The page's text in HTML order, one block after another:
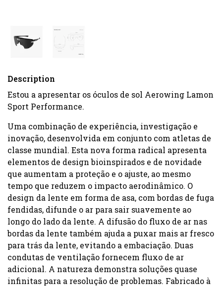
Description
Estou a apresentar os óculos de sol Aerowing Lamon
Sport Performance.
Uma combinação de experiência, investigação e
inovação, desenvolvida em conjunto com atletas de
classe mundial. Esta nova forma radical apresenta
elementos de design bioinspirados e de novidade
que aumentam a proteção e o ajuste, ao mesmo
tempo que reduzem o impacto aerodinâmico. O
design da lente em forma de asa, com bordas de fuga
fendidas, difunde o ar para sair suavemente ao
longo do lado da lente. A difusão do fluxo de ar nas
bordas da lente também ajuda a puxar mais ar fresco
para trás da lente, evitando a embaciação. Duas
condutas de ventilação fornecem fluxo de ar
adicional. A natureza demonstra soluções quase
infinitas para a resolução de problemas. Fabricado à